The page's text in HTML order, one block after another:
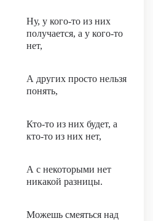
Ну, у кого-то из них
получается, а у кого-то
нет,
А других просто нельзя
понять,
Кто-то из них будет, а
кто-то из них нет,
А с некоторыми нет
никакой разницы.
Можешь смеяться над